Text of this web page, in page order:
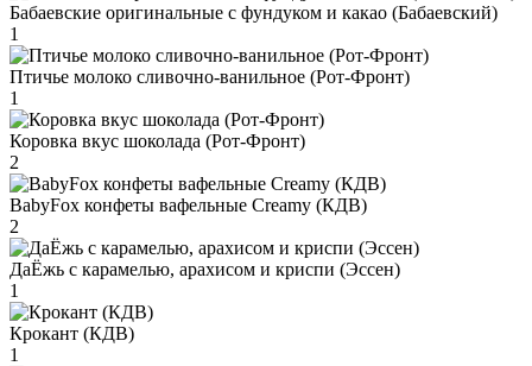
Бабаевские оригинальные с фундуком и какао (Бабаевский)
1
Птичье молоко сливочно-ванильное (Рот-Фронт)
1
Коровка вкус шоколада (Рот-Фронт)
2
BabyFox конфеты вафельные Creamy (КДВ)
2
ДаЁжь с карамелью, арахисом и криспи (Эссен)
1
Крокант (КДВ)
1